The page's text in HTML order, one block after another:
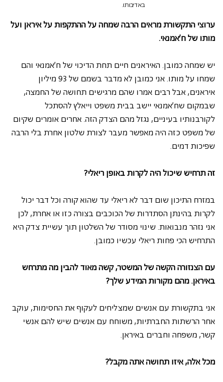
באדיבותו.
ערוצי התקשורת מראים הרבה שמחה על ההתקפות על איראן ועל
מותו של ח'אמנאי.
יש שמחה כמובן. האיראנים חיים תחת הדיכוי של ח'אמנאי והם
שמחו על מותו. אני כמובן לא מדבר בשמם של 93 מיליון
איראנים, אבל רבים אמרו שהם מרגישים תחושה של החמצה,
שבמקום שח'אמנאי יישב בבית משפט וייאלץ להסתכל
לקורבנותיו בעיניים, נגזל מהם הצדק הזה. אחרים אומרים שקיום
של משפט כזה היה מאפשר מעבר לצורת שלטון אחרת בלי הרבה
שפיכות דמים.
זה תרחיש שיכול היה לקרות באופן ריאלי?
במזרח התיכון שום דבר לא ריאלי עד שהוא קורה וכל דבר יכול
לקרות בהינתן הסתדרות של הכוכבים בצורה כזו או אחרת, לכן
אני נזהר מנבואות. שינוי מסודר של השלטון תוך עשיית צדק היא
התרחיש הכי פחות ריאלי עכשיו כמובן.
עם הצנזורה הקשה של המשטר, קשה מאוד להבין מה מתרחש
באיראן. מהם מקורות המידע שלך?
אני בתקשורת עם אנשים שמצליחים לעקוף את החסימות, עוקב
אחר הרשתות החברתיות, משוחח עם אנשים שיש להם אנשי
קשר, משפחה וחברים באיראן.
מכל אלה, איזו תחושה אתה מקבל?